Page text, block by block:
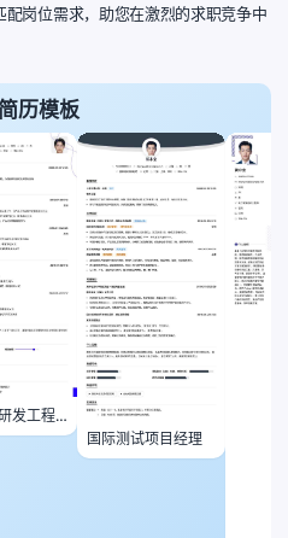
岗位需求，助您在激烈的求职竞争中
历模板
发工程
国际测试项目经理